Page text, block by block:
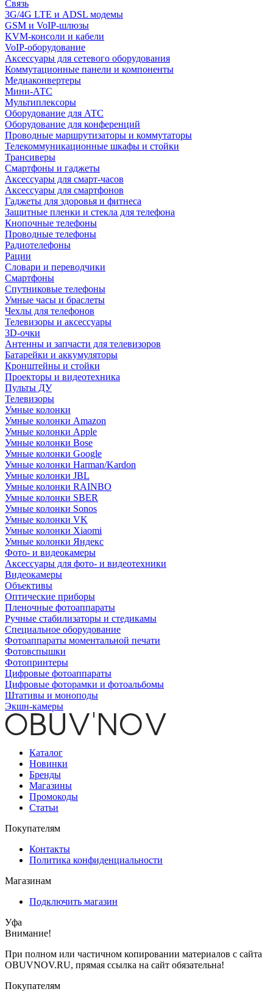
Связь
3G/4G LTE и ADSL модемы
GSM и VoIP-шлюзы
KVM-консоли и кабели
VoIP-оборудование
Аксессуары для сетевого оборудования
Коммутационные панели и компоненты
Медиаконвертеры
Мини-АТС
Мультиплексоры
Оборудование для АТС
Оборудование для конференций
Проводные маршрутизаторы и коммутаторы
Телекоммуникационные шкафы и стойки
Трансиверы
Смартфоны и гаджеты
Аксессуары для смарт-часов
Аксессуары для смартфонов
Гаджеты для здоровья и фитнеса
Защитные пленки и стекла для телефона
Кнопочные телефоны
Проводные телефоны
Радиотелефоны
Рации
Словари и переводчики
Смартфоны
Спутниковые телефоны
Умные часы и браслеты
Чехлы для телефонов
Телевизоры и аксессуары
3D-очки
Антенны и запчасти для телевизоров
Батарейки и аккумуляторы
Кронштейны и стойки
Проекторы и видеотехника
Пульты ДУ
Телевизоры
Умные колонки
Умные колонки Amazon
Умные колонки Apple
Умные колонки Bose
Умные колонки Google
Умные колонки Harman/Kardon
Умные колонки JBL
Умные колонки RAINBO
Умные колонки SBER
Умные колонки Sonos
Умные колонки VK
Умные колонки Xiaomi
Умные колонки Яндекс
Фото- и видеокамеры
Аксессуары для фото- и видеотехники
Видеокамеры
Объективы
Оптические приборы
Пленочные фотоаппараты
Ручные стабилизаторы и стедикамы
Специальное оборудование
Фотоаппараты моментальной печати
Фотовспышки
Фотопринтеры
Цифровые фотоаппараты
Цифровые фоторамки и фотоальбомы
Штативы и моноподы
Экшн-камеры
Каталог
Новинки
Бренды
Магазины
Промокоды
Статьи
Покупателям
Контакты
Политика конфиденциальности
Магазинам
Подключить магазин
Уфа
Внимание!
При полном или частичном копировании материалов с сайта
OBUVNOV.RU, прямая ссылка на сайт обязательна!
Покупателям